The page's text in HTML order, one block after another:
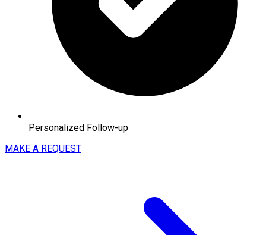
Personalized Follow-up
MAKE A REQUEST